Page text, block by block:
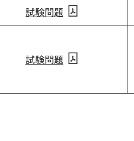
試験問題
試験問題